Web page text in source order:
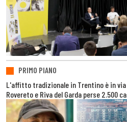
PRIMO PIANO
L'affitto tradizionale in Trentino è in
Rovereto e Riva del Garda perse 2.500